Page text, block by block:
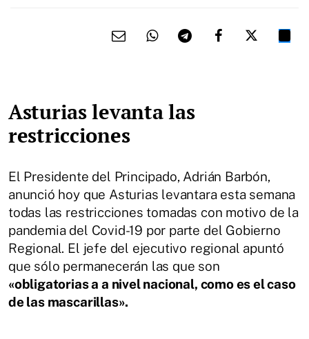
Asturias levanta las
restricciones
El Presidente del Principado, Adrián Barbón,
anunció hoy que Asturias levantara esta semana
todas las restricciones tomadas con motivo de la
pandemia del Covid-19 por parte del Gobierno
Regional. El jefe del ejecutivo regional apuntó
que sólo permanecerán las que son
«obligatorias a a nivel nacional, como es el caso
de las mascarillas».